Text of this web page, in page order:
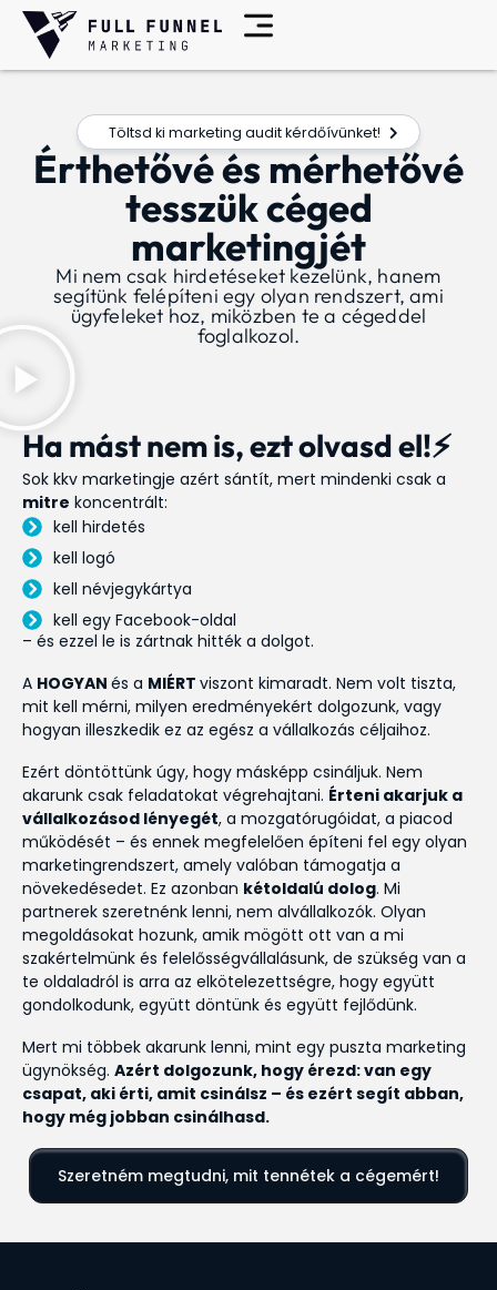
Töltsd ki marketing audit kérdőívünket!
Érthetővé és mérhetővé
tesszük céged
marketingjét
Mi nem csak hirdetéseket kezelünk, hanem
segítünk felépíteni egy olyan rendszert, ami
ügyfeleket hoz, miközben te a cégeddel
foglalkozol.
Ha mást nem is, ezt olvasd el!⚡
Sok kkv marketingje azért sántít, mert mindenki csak a
mitre koncentrált:
kell hirdetés
kell logó
kell névjegykártya
kell egy Facebook-oldal
– és ezzel le is zártnak hitték a dolgot.
A HOGYAN és a MIÉRT viszont kimaradt. Nem volt tiszta,
mit kell mérni, milyen eredményekért dolgozunk, vagy
hogyan illeszkedik ez az egész a vállalkozás céljaihoz.
Ezért döntöttünk úgy, hogy másképp csináljuk. Nem
akarunk csak feladatokat végrehajtani. Érteni akarjuk a
vállalkozásod lényegét, a mozgatórugóidat, a piacod
működését – és ennek megfelelően építeni fel egy olyan
marketingrendszert, amely valóban támogatja a
növekedésedet. Ez azonban kétoldalú dolog. Mi
partnerek szeretnénk lenni, nem alvállalkozók. Olyan
megoldásokat hozunk, amik mögött ott van a mi
szakértelmünk és felelősségvállalásunk, de szükség van a
te oldaladról is arra az elkötelezettségre, hogy együtt
gondolkodunk, együtt döntünk és együtt fejlődünk.
Mert mi többek akarunk lenni, mint egy puszta marketing
ügynökség. Azért dolgozunk, hogy érezd: van egy
csapat, aki érti, amit csinálsz – és ezért segít abban,
hogy még jobban csinálhasd.
Szeretném megtudni, mit tennétek a cégemért!